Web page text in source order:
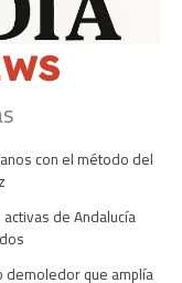
con el método del
de Andalucía
demoledor que amplía